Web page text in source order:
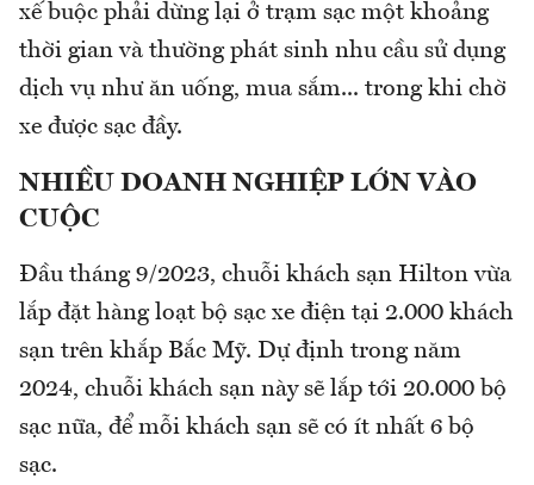
xế buộc phải dừng lại ở trạm sạc một khoảng
thời gian và thường phát sinh nhu cầu sử dụng
dịch vụ như ăn uống, mua sắm... trong khi chờ
xe được sạc đầy.
NHIỀU DOANH NGHIỆP LỚN VÀO
CUỘC
Đầu tháng 9/2023, chuỗi khách sạn Hilton vừa
lắp đặt hàng loạt bộ sạc xe điện tại 2.000 khách
sạn trên khắp Bắc Mỹ. Dự định trong năm
2024, chuỗi khách sạn này sẽ lắp tới 20.000 bộ
sạc nữa, để mỗi khách sạn sẽ có ít nhất 6 bộ
sạc.